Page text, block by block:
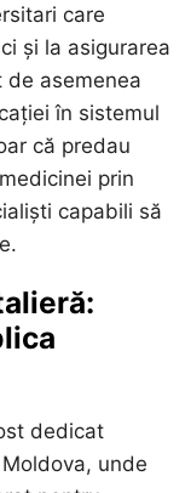
care
și la asigurarea
asemenea
în sistemul
că predau
prin
capabili să
dedicat
unde